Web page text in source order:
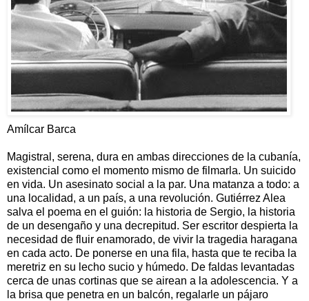
Amílcar Barca
Magistral, serena, dura en ambas direcciones de la cubanía,
existencial como el momento mismo de filmarla. Un suicido
en vida. Un asesinato social a la par. Una matanza a todo: a
una localidad, a un país, a una revolución. Gutiérrez Alea
salva el poema en el guión: la historia de Sergio, la historia
de un desengaño y una decrepitud. Ser escritor despierta la
necesidad de fluir enamorado, de vivir la tragedia haragana
en cada acto. De ponerse en una fila, hasta que te reciba la
meretriz en su lecho sucio y húmedo. De faldas levantadas
cerca de unas cortinas que se airean a la adolescencia. Y a
la brisa que penetra en un balcón, regalarle un pájaro